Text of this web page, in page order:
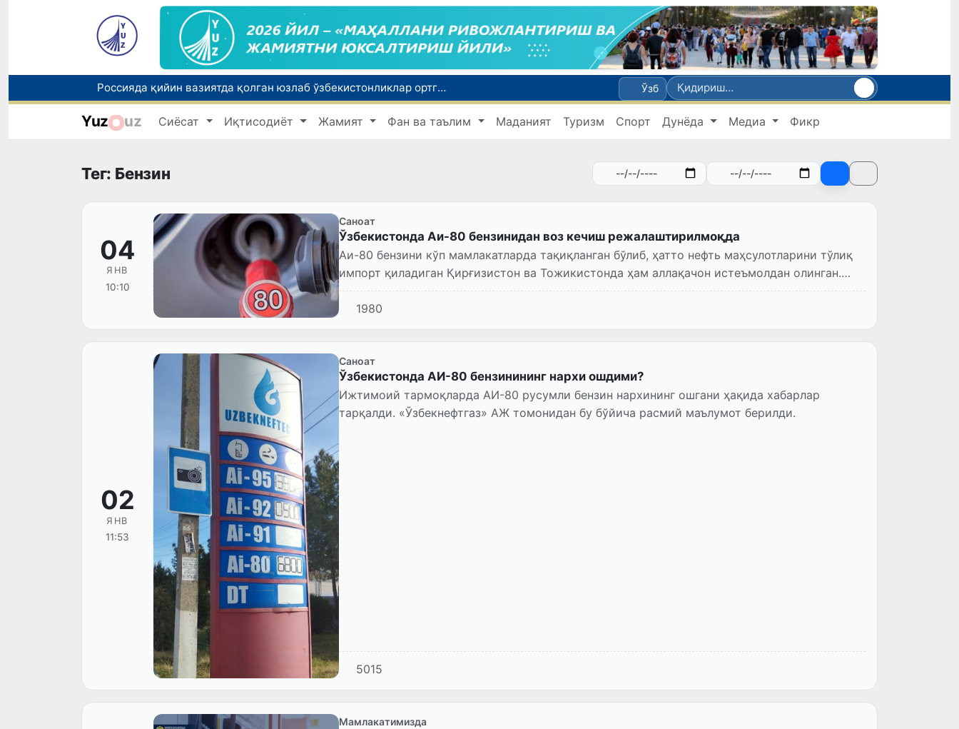
Россияда қийин вазиятда қолган юзлаб ўзбекистонликлар ортга қайтарилди
2030 йилгача хавфли чиқиндиларни қайта ишлаш даражаси 20 фоизга етказилади
Ўзбекистон илк бор Халқаро информатика олимпиадаси — IOI 2026га мезбонлик қилади
Ўзб
Yuz uz Сиёсат Иқтисодиёт Жамият Фан ва таълим Маданият Туризм Спорт Дунёда Медиа Фикр
Тег: Бензин
04
ЯНВ
10:10
Саноат
Ўзбекистонда Аи-80 бензинидан воз кечиш режалаштирилмоқда
Аи-80 бензини кўп мамлакатларда тақиқланган бўлиб, ҳатто нефть маҳсулотларини тўлиқ
импорт қиладиган Қирғизистон ва Тожикистонда ҳам аллақачон истеъмолдан олинган.
Ҳозирча минтақад...
1980
02
ЯНВ
11:53
Саноат
Ўзбекистонда АИ-80 бензинининг нархи ошдими?
Ижтимоий тармоқларда АИ-80 русумли бензин нархининг ошгани ҳақида хабарлар
тарқалди. «Ўзбекнефтгаз» АЖ томонидан бу бўйича расмий маълумот берилди.
5015
Мамлакатимизда